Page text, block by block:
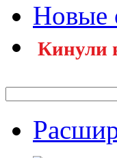
Новые
Кинули